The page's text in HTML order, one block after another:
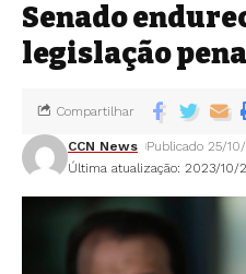
Senado
legislação
Última atualização: 2023/10/
CCN News Publicado 25/
Compartilhar